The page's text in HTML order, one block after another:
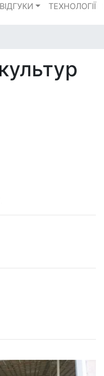
ВІДГУКИ TЕХНОЛОГІЇ